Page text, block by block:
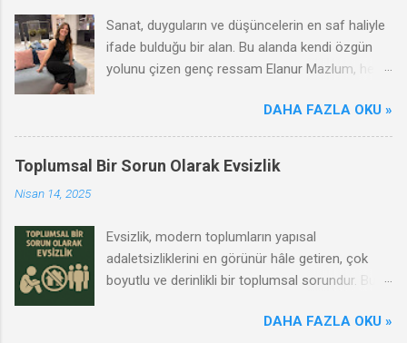
Sanat, duyguların ve düşüncelerin en saf haliyle
ifade bulduğu bir alan. Bu alanda kendi özgün
yolunu çizen genç ressam Elanur Mazlum, hem
çekiyor. Renklerin ve formların ardına sakladığı
dünyasında kadının gücünü, gençliğin arayışını
ve sanatın dönüştürücü etkisini ustalıkla
zorlukları konuştuk. Bu keyifli röportajda onun
dünyasına bir pencere açmaya ne dersiniz?
DAHA FAZLA OKU »
Toplumsal Bir Sorun Olarak Evsizlik
Nisan 14, 2025
Evsizlik, modern toplumların yapısal
adaletsizliklerini en görünür hâle getiren, çok
boyutlu ve derinlikli bir toplumsal sorundur. Bu
bütünün yaşam kalitesini etkileyen bir krizdir.
DAHA FAZLA OKU »